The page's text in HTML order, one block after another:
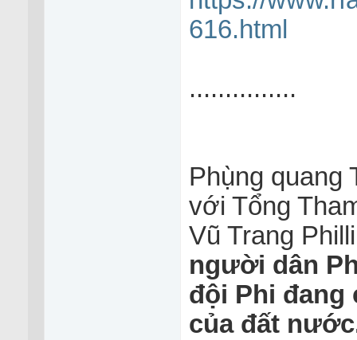
616.html
...............
Phụ̀ng quang
với Tổng
Vũ Trang
người dân
đội Phi đang
của đất